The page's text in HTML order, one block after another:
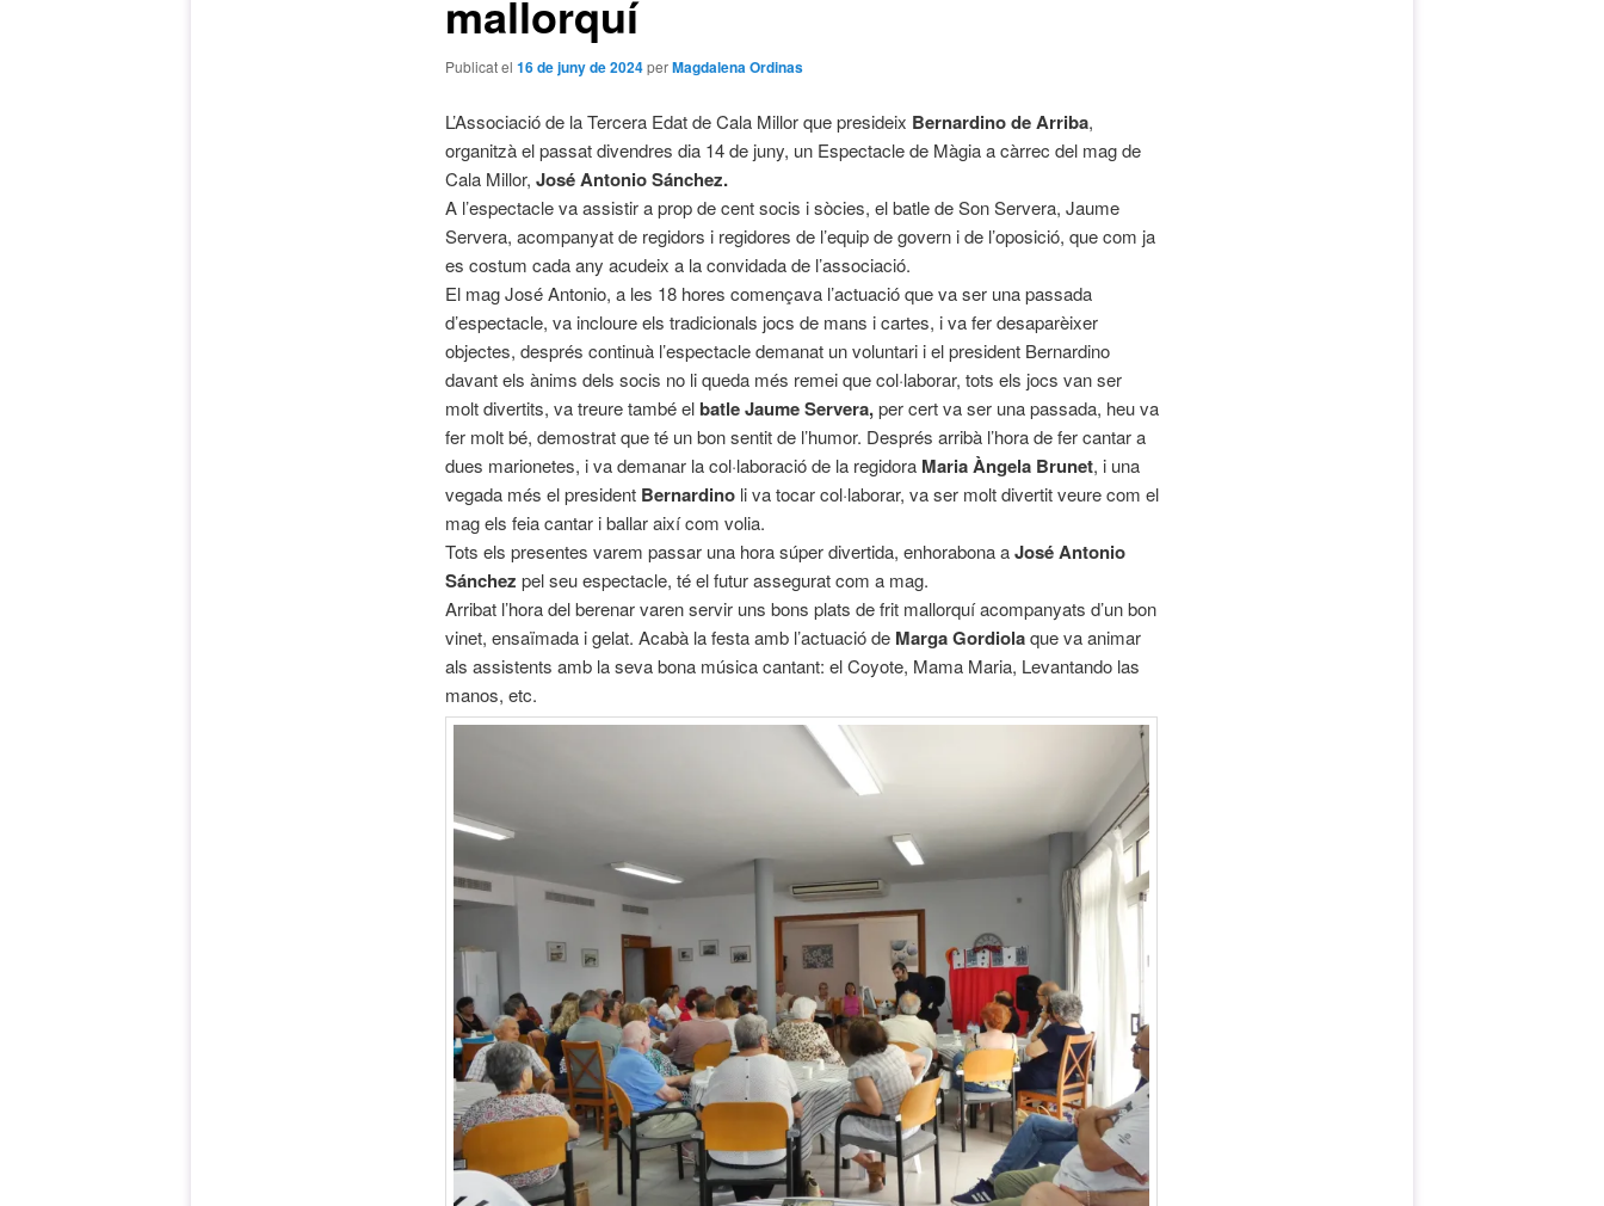
mallorquí
Publicat el 16 de juny de 2024perMagdalena Ordinas
L’Associació de la Tercera Edat de Cala Millor que presideix Bernardino de Arriba,
organitzà el passat divendres dia 14 de juny, un Espectacle de Màgia a càrrec del mag de
Cala Millor, José Antonio Sánchez.
A l’espectacle va assistir a prop de cent socis i sòcies, el batle de Son Servera, Jaume
Servera, acompanyat de regidors i regidores de l’equip de govern i de l’oposició, que com ja
es costum cada any acudeix a la convidada de l’associació.
El mag José Antonio, a les 18 hores començava l’actuació que va ser una passada
d’espectacle, va incloure els tradicionals jocs de mans i cartes, i va fer desaparèixer
objectes, després continuà l’espectacle demanat un voluntari i el president Bernardino
davant els ànims dels socis no li queda més remei que col·laborar, tots els jocs van ser
molt divertits, va treure també elbatle Jaume Servera,per cert va ser una passada, heu va
fer molt bé, demostrat que té un bon sentit de l’humor. Després arribà l’hora de fer cantar a
dues marionetes, i va demanar la col·laboració de la regidora Maria Àngela Brunet, i una
vegada més el president Bernardinoli va tocar col·laborar, va ser molt divertit veure com el
mag els feia cantar i ballar així com volia.
Tots els presentes varem passar una hora súper divertida, enhorabona aJosé Antonio
Sánchez pel seu espectacle, té el futur assegurat com a mag.
Arribat l’hora del berenar varen servir uns bons plats de frit mallorquí acompanyats d’un bon
vinet, ensaïmada i gelat. Acabà la festa amb l’actuació de Marga Gordiolaque va animar
als assistents amb la seva bona música cantant: el Coyote, Mama Maria, Levantando las
manos, etc.